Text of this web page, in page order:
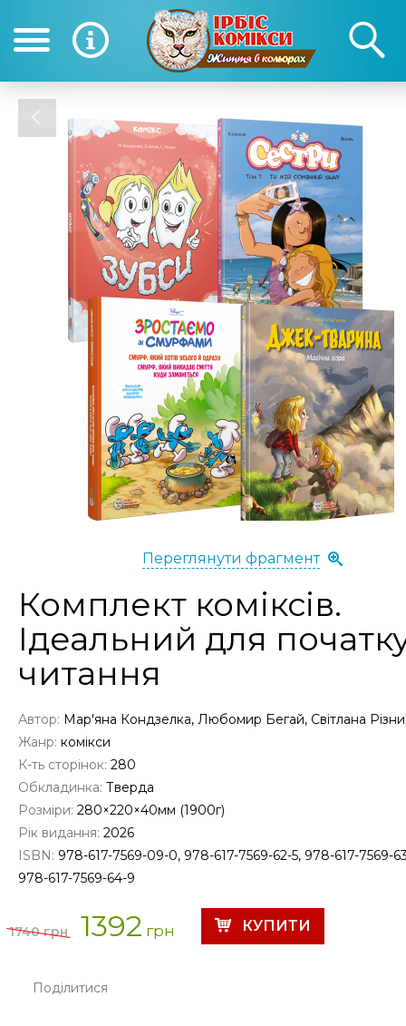
(050) 390-12-12
12-12
Переглянути фрагмент
Комплект коміксів.
Ідеальний для
читання
Автор: Мар'яна Кондзелка, Любомир Бегай, Світлана
Жанр: комікси
К-ть сторінок: 280
Обкладинка: Тверда
Розміри: 280×220×40мм (1900г)
Рік видання: 2026
ISBN: 978-617-7569-09-0, 978-617-7569-62-5, 978-617-7569-
978-617-7569-64-9
1740 грн 1392 грн
Поділитися